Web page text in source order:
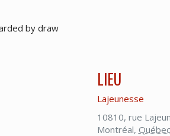
by draw
LIEU
Lajeunesse
10810, rue
Montréal, Québec